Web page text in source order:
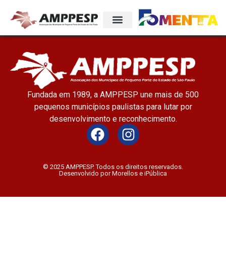
Fundada em 1989, a AMPPESP une mais de 500
pequenos municípios paulistas para lutar por
desenvolvimento e reconhecimento.
© 2025 AMPPESP. Todos os direitos reservados.
Desenvolvido por Morellos e iPública